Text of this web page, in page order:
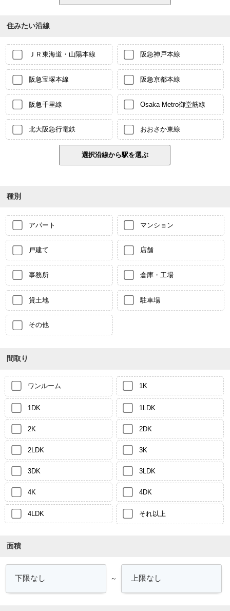
住みたい沿線
ＪＲ東海道・山陽本線 阪急神戸本線
阪急宝塚本線 阪急京都本線
阪急千里線 Osaka Metro御堂筋線
北大阪急行電鉄 おおさか東線
種別
アパート マンション
戸建て 店舗
事務所 倉庫・工場
貸土地 駐車場
その他
間取り
ワンルーム 1K
1DK 1LDK
2K 2DK
2LDK 3K
3DK 3LDK
4K 4DK
4LDK それ以上
面積
～